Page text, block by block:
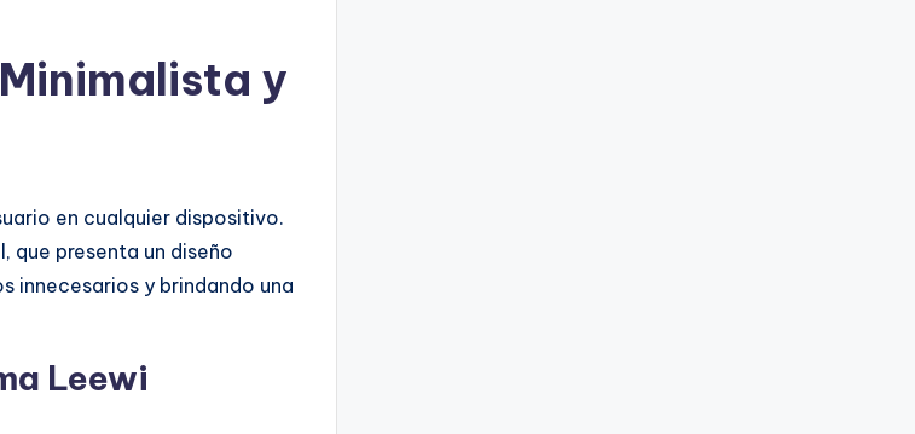
y
en cualquier dispositivo.
que presenta un diseño
innecesarios y brindando una
Leewi